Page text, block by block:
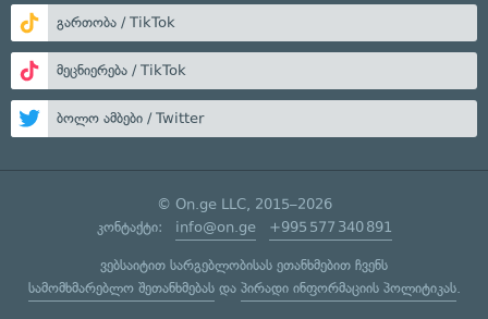
გართობა / TikTok
მეცნიერება / TikTok
ბოლო ამბები / Twitter
© On.ge LLC, 2015–2026
კონტაქტი: info@on.ge +995 577 340 891
ვებსაიტით სარგებლობისას ეთანხმებით ჩვენს
სამომხმარებლო შეთანხმებასდა პირადი ინფორმაციის პოლიტიკას.